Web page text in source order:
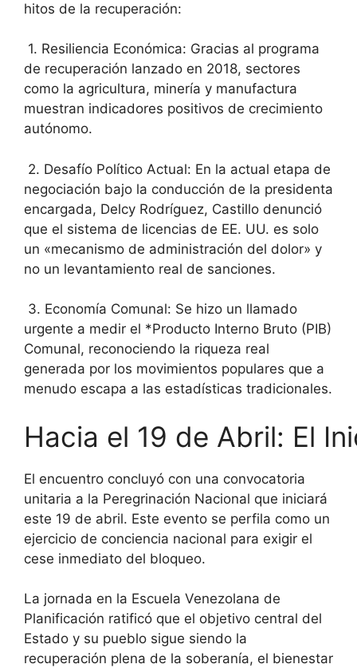
hitos de la recuperación:
1. Resiliencia Económica: Gracias al programa
de recuperación lanzado en 2018, sectores
como la agricultura, minería y manufactura
muestran indicadores positivos de crecimiento
autónomo.
2. Desafío Político Actual: En la actual etapa de
negociación bajo la conducción de la presidenta
encargada, Delcy Rodríguez, Castillo denunció
que el sistema de licencias de EE. UU. es solo
un «mecanismo de administración del dolor» y
no un levantamiento real de sanciones.
3. Economía Comunal: Se hizo un llamado
urgente a medir el *Producto Interno Bruto (PIB)
Comunal, reconociendo la riqueza real
generada por los movimientos populares que a
menudo escapa a las estadísticas tradicionales.
Hacia el 19 de Abril: El
El encuentro concluyó con una convocatoria
unitaria a la Peregrinación Nacional que iniciará
este 19 de abril. Este evento se perfila como un
ejercicio de conciencia nacional para exigir el
cese inmediato del bloqueo.
La jornada en la Escuela Venezolana de
Planificación ratificó que el objetivo central del
Estado y su pueblo sigue siendo la
recuperación plena de la soberanía, el bienestar